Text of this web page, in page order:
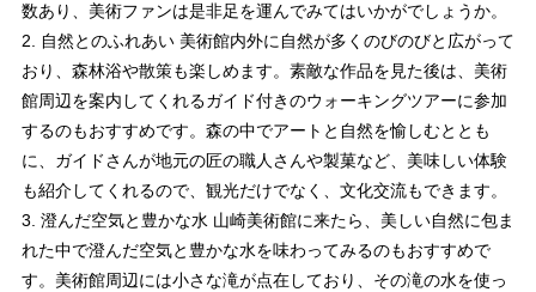
数あり、美術ファンは是非足を運んでみてはいかがでしょうか。
2. 自然とのふれあい 美術館内外に自然が多くのびのびと広がって
おり、森林浴や散策も楽しめます。素敵な作品を見た後は、美術
館周辺を案内してくれるガイド付きのウォーキングツアーに参加
するのもおすすめです。森の中でアートと自然を愉しむととも
に、ガイドさんが地元の匠の職人さんや製菓など、美味しい体験
も紹介してくれるので、観光だけでなく、文化交流もできます。
3. 澄んだ空気と豊かな水 山崎美術館に来たら、美しい自然に包ま
れた中で澄んだ空気と豊かな水を味わってみるのもおすすめで
す。美術館周辺には小さな滝が点在しており、その滝の水を使っ